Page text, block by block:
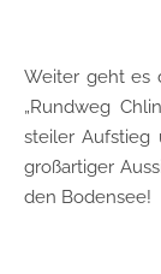
Weiter geht es
„Rundweg
steiler Aufstieg
großartiger
den Bodensee!